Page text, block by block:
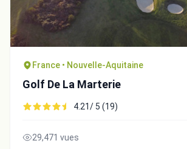
France • Nouvelle-Aquitaine
Golf De La Marterie
4.21/ 5 (19)
29,471 vues